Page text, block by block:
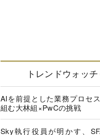
トレンドウォッチ
AIを前提とした業務プロセ
組む大林組×PwCの挑戦
Sky執行役員が明かす、